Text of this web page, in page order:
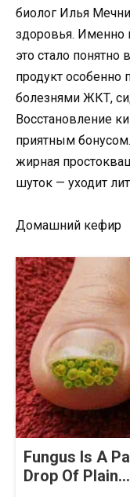
биолог Илья
здоровья. Именно
это стало понятно
продукт особенно
болезнями ЖКТ,
Восстановление
приятным
жирная
шуток — уходит
Домашний кефир
Fungus Is A
Drop Of Plain...